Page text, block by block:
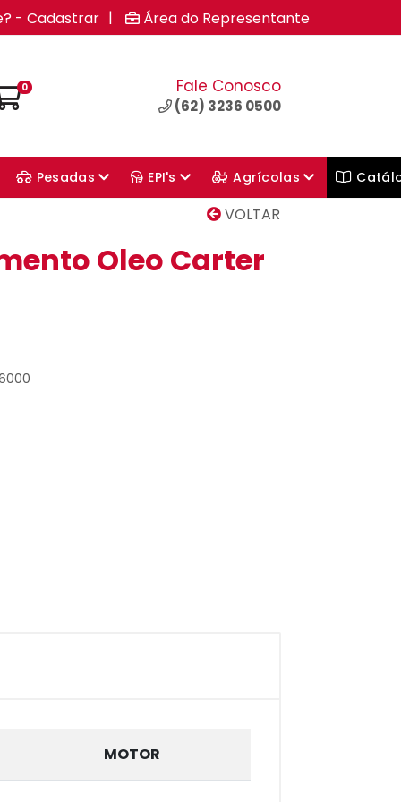
- Cadastrar | Área do Representante
0 Fale Conosco
(62) 3236 0500
Pesadas EPI's Agrícolas
VOLTAR
Oleo Carter
MOTOR